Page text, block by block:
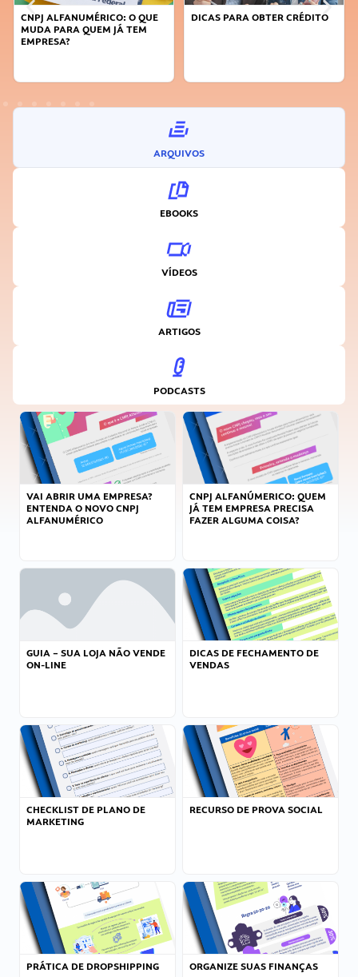
DICAS PARA OBTER CRÉDITO
FAÇA A DIFERENÇA: SEJA
ARQUIVOS
EBOOKS
VÍDEOS
ARTIGOS
PODCASTS
VAI ABRIR UMA EMPRESA?
ENTENDA O NOVO CNPJ
ALFANUMÉRICO
CNPJ ALFANÚMERICO: QUEM
JÁ TEM EMPRESA PRECISA
FAZER ALGUMA COISA?
GUIA – SUA LOJA NÃO VENDE
ON-LINE
DICAS DE FECHAMENTO DE
VENDAS
CHECKLIST DE PLANO DE
MARKETING
RECURSO DE PROVA SOCIAL
PRÁTICA DE DROPSHIPPING ORGANIZE SUAS FINANÇAS